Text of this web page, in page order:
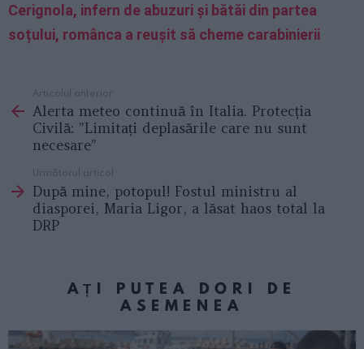
Cerignola, infern de abuzuri și bătăi din partea
soțului, românca a reușit să cheme carabinierii
more
Articolul anterior
Alerta meteo continuă în Italia. Protecția
Civilă: ”Limitați deplasările care nu sunt
necesare”
Următorul articol
După mine, potopul! Fostul ministru al
diasporei, Maria Ligor, a lăsat haos total la
DRP
AȚI PUTEA DORI DE
ASEMENEA